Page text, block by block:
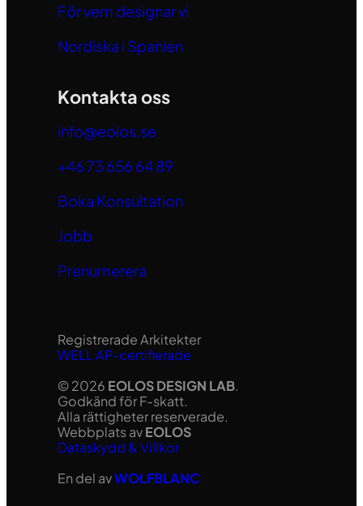
För vem designar vi
Nordiska i Spanien
Kontakta oss
info@eolos.se
+46 73 656 64 89
Boka Konsultation
Jobb
Prenumerera
Registrerade Arkitekter
WELL AP-certifierade
© 2026 EOLOS DESIGN LAB.
Godkänd för F-skatt.
Alla rättigheter reserverade.
Webbplats avEOLOS
Dataskydd & Villkor
En del avWOLFBLANC